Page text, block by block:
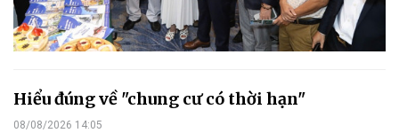
Hiểu đúng về "chung cư có thời hạn"
08/08/2026 14:05